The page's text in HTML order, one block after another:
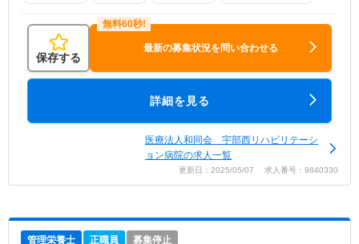
保存する
最新の募集状況を問い合わせる
詳細を見る
医療法人和同会 宇部西リハビリテーシ
ョン病院の求人一覧
更新日：2025/05/07 求人番号：9840330
管理栄養士 正職員 募集停止